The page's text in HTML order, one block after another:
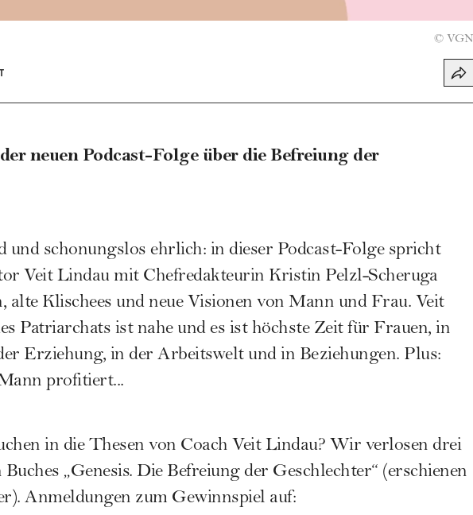
© VGN
neuen Podcast-Folge über die Befreiung der
und schonungslos ehrlich: in dieser Podcast-Folge spricht
Veit Lindau mit Chefredakteurin Kristin Pelzl-Scheruga
alte Klischees und neue Visionen von Mann und Frau. Veit
Patriarchats ist nahe und es ist höchste Zeit für Frauen, in
Erziehung, in der Arbeitswelt und in Beziehungen. Plus:
profitiert...
in die Thesen von Coach Veit Lindau? Wir verlosen drei
„Genesis. Die Befreiung der Geschlechter“ (erschienen
Anmeldungen zum Gewinnspiel auf: